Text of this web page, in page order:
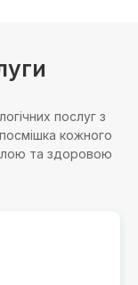
послуг з
кожного
та здоровою